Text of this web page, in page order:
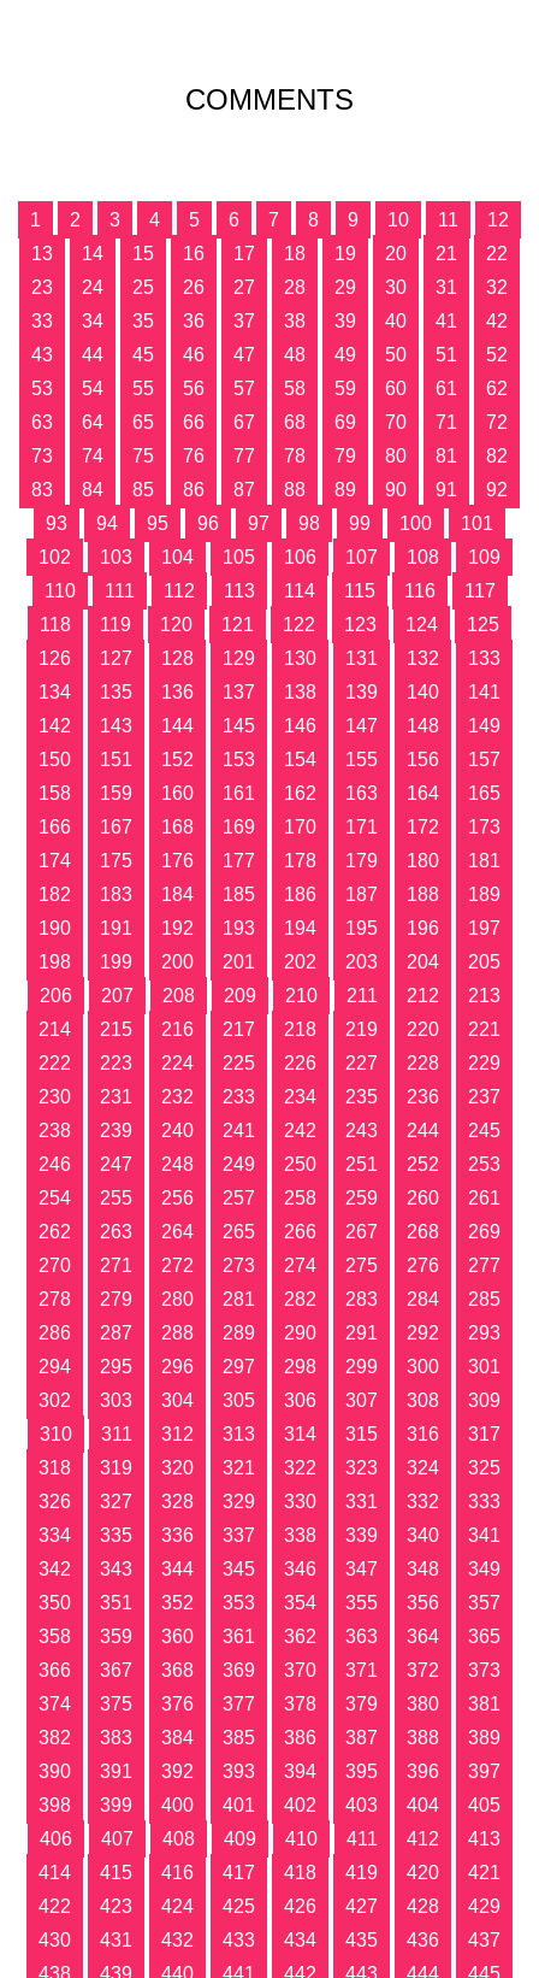
COMMENTS
1 2 3 4 5 6 7 8 9 10 11
12
13
14 15 16 17 18 19 20 21
22
23
24 25 26 27 28 29 30 31
32
33
34 35 36 37 38 39 40 41
42
43
44 45 46 47 48 49 50 51
52
53
54 55 56 57 58 59 60 61
62
63
64 65 66 67 68 69 70 71
72
73
74 75 76 77 78 79 80 81
82
83
84 85 86 87 88 89 90 91
92
93
94 95 96 97 98 99 100
101
102
103 104 105 106 107 108
109
110
111 112 113 114 115 116
117
118
119 120 121 122 123 124
125
126
127 128 129 130 131 132
133
134
135 136 137 138 139 140
141
142
143 144 145 146 147 148
149
150
151 152 153 154 155 156
157
158
159 160 161 162 163 164
165
166
167 168 169 170 171 172
173
174
175 176 177 178 179 180
181
182
183 184 185 186 187 188
189
190
191 192 193 194 195 196
197
198
199 200 201 202 203 204
205
206
207 208 209 210 211 212
213
214
215 216 217 218 219 220
221
222
223 224 225 226 227 228
229
230
231 232 233 234 235 236
237
238
239 240 241 242 243 244
245
246
247 248 249 250 251 252
253
254
255 256 257 258 259 260
261
262
263 264 265 266 267 268
269
270
271 272 273 274 275 276
277
278
279 280 281 282 283 284
285
286
287 288 289 290 291 292
293
294
295 296 297 298 299 300
301
302
303 304 305 306 307 308
309
310
311 312 313 314 315 316
317
318
319 320 321 322 323 324
325
326
327 328 329 330 331 332
333
334
335 336 337 338 339 340
341
342
343 344 345 346 347 348
349
350
351 352 353 354 355 356
357
358
359 360 361 362 363 364
365
366
367 368 369 370 371 372
373
374
375 376 377 378 379 380
381
382
383 384 385 386 387 388
389
390
391 392 393 394 395 396
397
398
399 400 401 402 403 404
405
406
407 408 409 410 411 412
413
414
415 416 417 418 419 420
421
422
423 424 425 426 427 428
429
430
431 432 433 434 435 436
437
438
439 440 441 442 443 444 445